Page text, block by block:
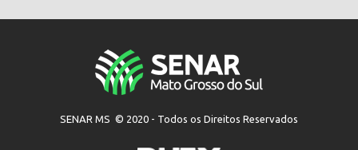
SENAR MS © 2020 - Todos os Direitos Reservados